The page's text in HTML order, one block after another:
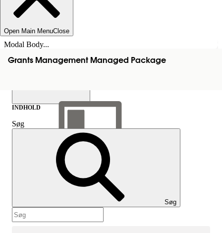
Open Main MenuClose
Modal Body...
Grants Management Managed Package
Vis indholdsfortegnelse
Indhold
INDHOLD
Søg
Søg